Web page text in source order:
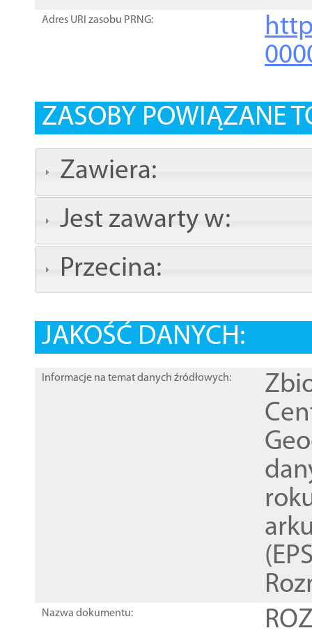
Adres URI zasobu PRNG:
ZASOBY POWIĄZANE
Zawiera:
Jest zawarty w:
Przecina:
JAKOŚĆ DANYCH:
Informacje na temat danych źródłowych:
Nazwa dokumentu: